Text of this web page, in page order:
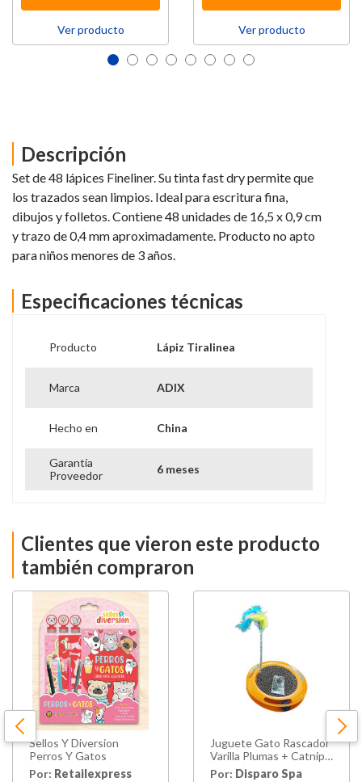
Ver producto Ver producto
Descripción
Set de 48 lápices Fineliner. Su tinta fast dry permite que
los trazados sean limpios. Ideal para escritura fina,
dibujos y folletos. Contiene 48 unidades de 16,5 x 0,9 cm
y trazo de 0,4 mm aproximadamente. Producto no apto
para niños menores de 3 años.
Especificaciones técnicas
Producto Lápiz Tiralinea
Marca ADIX
Hecho en China
Garantía
Proveedor
6 meses
Clientes que vieron este producto
también compraron
Sellos Y Diversion
Perros Y Gatos
Por: Retailexpress
Juguete Gato Rascador
Varilla Plumas + Catnip
Color Naranjo
Por: Disparo Spa